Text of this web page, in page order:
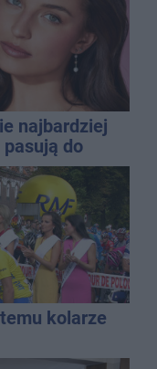
najbardziej
do
kolarze